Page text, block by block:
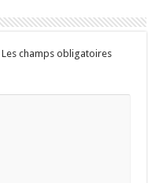
Les champs obligatoires